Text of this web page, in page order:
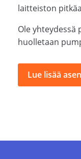
laitteiston
Ole
huolletaan
Lue lisää